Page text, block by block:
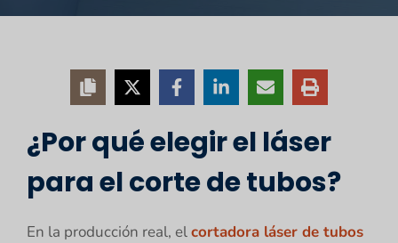
¿Por qué elegir el láser
para el corte de tubos?
En la producción real, elcortadora láser de tubos